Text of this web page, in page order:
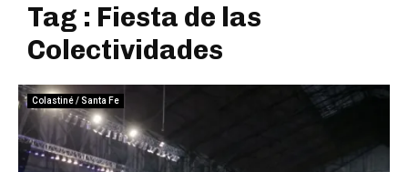
Tag : Fiesta de las
Colectividades
Colastiné / Santa Fe